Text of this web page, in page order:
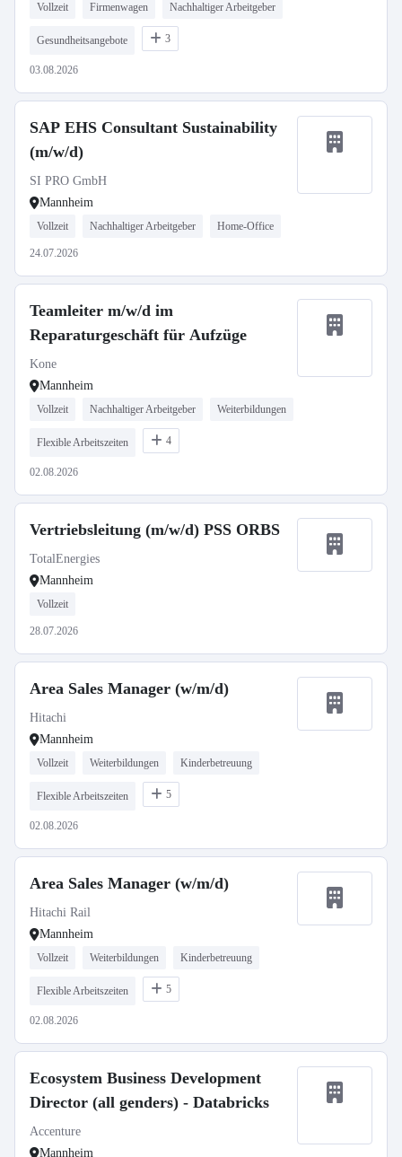
Vollzeit Firmenwagen Nachhaltiger Arbeitgeber
Gesundheitsangebote 3
03.08.2026
SAP EHS Consultant Sustainability
(m/w/d)
SI PRO GmbH
Mannheim
Vollzeit Nachhaltiger Arbeitgeber Home-Office
24.07.2026
Teamleiter m/w/d im
Reparaturgeschäft für Aufzüge
Kone
Mannheim
Vollzeit Nachhaltiger Arbeitgeber Weiterbildungen
Flexible Arbeitszeiten 4
02.08.2026
Vertriebsleitung (m/w/d) PSS ORBS
TotalEnergies
Mannheim
Vollzeit
28.07.2026
Area Sales Manager (w/m/d)
Hitachi
Mannheim
Vollzeit Weiterbildungen Kinderbetreuung
Flexible Arbeitszeiten 5
02.08.2026
Area Sales Manager (w/m/d)
Hitachi Rail
Mannheim
Vollzeit Weiterbildungen Kinderbetreuung
Flexible Arbeitszeiten 5
02.08.2026
Ecosystem Business Development
Director (all genders) - Databricks
Accenture
Mannheim